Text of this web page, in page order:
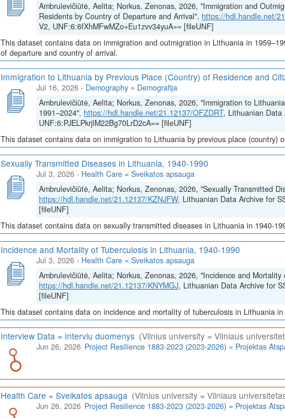
Ambrulevičiūtė, Aelita; Norkus, Zenonas, 2026, "Immigration and
Residents by Country of Departure and Arrival", https://hdl.handle.net/
V2, UNF:6:6fXhMFwMZo+Eu1zvv34yuA== [fileUNF]
This dataset contains data on immigration and outmigration in Lithuania in
of departure and country of arrival.
Immigration to Lithuania by Previous Place (Country) of Residence and
Jul 16, 2026 - Demography = Demografija
Ambrulevičiūtė, Aelita; Norkus, Zenonas, 2026, "Immigration to
1991–2024", https://hdl.handle.net/21.12137/OFZDRT, Lithuanian Data
UNF:6:PJELPkrjlM22Bg70LrD2cA== [fileUNF]
This dataset contains data on immigration to Lithuania by previous place (country)
Sexually Transmitted Diseases in Lithuania, 1940-1990
Jul 3, 2026 - Health Care = Sveikatos apsauga
Ambrulevičiūtė, Aelita; Norkus, Zenonas, 2026, "Sexually Transmitted
https://hdl.handle.net/21.12137/KZNJFW, Lithuanian Data Archive for
[fileUNF]
This dataset contains data on sexually transmitted diseases in Lithuania in 1940-
Incidence and Mortality of Tuberculosis in Lithuania, 1940-1990
Jul 3, 2026 - Health Care = Sveikatos apsauga
Ambrulevičiūtė, Aelita; Norkus, Zenonas, 2026, "Incidence and
https://hdl.handle.net/21.12137/KNYMGJ, Lithuanian Data Archive for
[fileUNF]
This dataset contains data on incidence and mortality of tuberculosis in Lithuania in
Interview Data = Interviu duomenys (Vilnius university = Vilniaus
Jun 26, 2026 Project Resilience 1883-2023 (2023-2026) = Projektas
Health Care = Sveikatos apsauga (Vilnius university = Vilniaus
Jun 26, 2026 Project Resilience 1883-2023 (2023-2026) = Projektas